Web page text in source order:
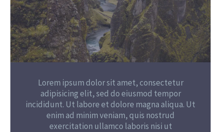
Lorem ipsum dolor sit amet, consectetur
adipisicing elit, sed do eiusmod tempor
incididunt. Ut labore et dolore magna aliqua. Ut
enim ad minim veniam, quis nostrud
exercitation ullamco laboris nisi ut